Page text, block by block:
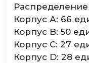
Корпус А: 66
Корпус B: 50
Корпус C: 27
Корпус D: 28